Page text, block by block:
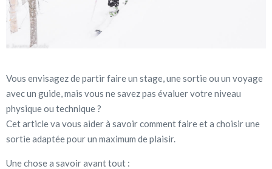
Vous envisagez de partir faire un stage, une sortie ou un voyage
avec un guide, mais vous ne savez pas évaluer votre niveau
physique ou technique ?
Cet article va vous aider à savoir comment faire et a choisir une
sortie adaptée pour un maximum de plaisir.
Une chose a savoir avant tout :